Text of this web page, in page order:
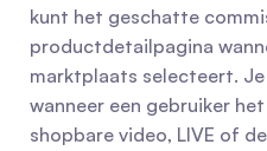
kunt het geschatte
productdetailpagina
marktplaats selecteert.
wanneer een gebruiker
shopbare video, LIVE of